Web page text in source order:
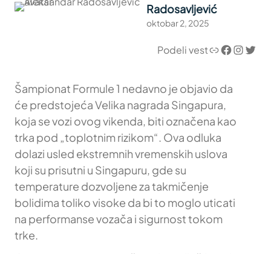
Radosavljević
oktobar 2, 2025
Podeli vestLink Facebook InstagramTwitter
Šampionat Formule 1 nedavno je objavio da
će predstojeća Velika nagrada Singapura,
koja se vozi ovog vikenda, biti označena kao
trka pod „toplotnim rizikom“. Ova odluka
dolazi usled ekstremnih vremenskih uslova
koji su prisutni u Singapuru, gde su
temperature dozvoljene za takmičenje
bolidima toliko visoke da bi to moglo uticati
na performanse vozača i sigurnost tokom
trke.